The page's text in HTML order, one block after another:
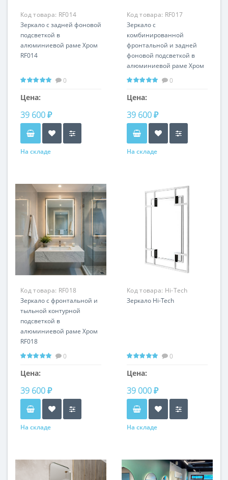
Код товара: RF014
Зеркало с задней фоновой
подсветкой в
алюминиевой раме Хром
RF014
0
Цена:
39 600 ₽
На складе
Код товара: RF017
Зеркало с
комбинированной
фронтальной и задней
фоновой подсветкой в
алюминиевой раме Хром
RF017
0
Цена:
39 600 ₽
На складе
Код товара: RF018
Зеркало с фронтальной и
тыльной контурной
подсветкой в
алюминиевой раме Хром
RF018
0
Цена:
39 600 ₽
На складе
Код товара: Hi-Tech
MD1111ST
Зеркало Hi-Tech
0
Цена:
39 000 ₽
На складе